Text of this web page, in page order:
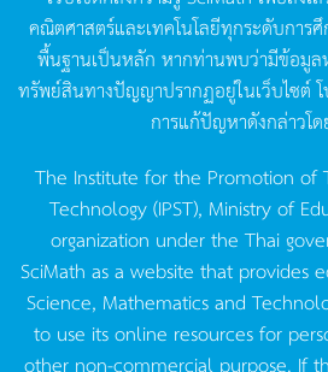
คณิตศาสตร์และเทคโนโลยีทุกระดับการ
พื้นฐานเป็นหลัก หากท่านพบว่ามีข้อมูล
ทรัพย์สินทางปัญญาปรากฏอยู่ในเว็บไซต์
การแก้ปัญหาดังกล่าวโด
The Institute for the Promotion of
Technology (IPST), Ministry of
organization under the Thai
SciMath as a website that provides
Science, Mathematics and
to use its online resources for
other non-commercial purpose. If